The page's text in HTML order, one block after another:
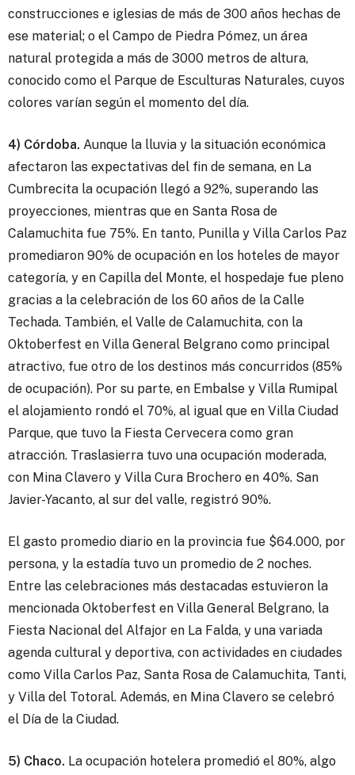
construcciones e iglesias de más de 300 años hechas de
ese material; o el Campo de Piedra Pómez, un área
natural protegida a más de 3000 metros de altura,
conocido como el Parque de Esculturas Naturales, cuyos
colores varían según el momento del día.
4) Córdoba. Aunque la lluvia y la situación económica
afectaron las expectativas del fin de semana, en La
Cumbrecita la ocupación llegó a 92%, superando las
proyecciones, mientras que en Santa Rosa de
Calamuchita fue 75%. En tanto, Punilla y Villa Carlos Paz
promediaron 90% de ocupación en los hoteles de mayor
categoría, y en Capilla del Monte, el hospedaje fue pleno
gracias a la celebración de los 60 años de la Calle
Techada. También, el Valle de Calamuchita, con la
Oktoberfest en Villa General Belgrano como principal
atractivo, fue otro de los destinos más concurridos (85%
de ocupación). Por su parte, en Embalse y Villa Rumipal
el alojamiento rondó el 70%, al igual que en Villa Ciudad
Parque, que tuvo la Fiesta Cervecera como gran
atracción. Traslasierra tuvo una ocupación moderada,
con Mina Clavero y Villa Cura Brochero en 40%. San
Javier-Yacanto, al sur del valle, registró 90%.
El gasto promedio diario en la provincia fue $64.000, por
persona, y la estadía tuvo un promedio de 2 noches.
Entre las celebraciones más destacadas estuvieron la
mencionada Oktoberfest en Villa General Belgrano, la
Fiesta Nacional del Alfajor en La Falda, y una variada
agenda cultural y deportiva, con actividades en ciudades
como Villa Carlos Paz, Santa Rosa de Calamuchita, Tanti,
y Villa del Totoral. Además, en Mina Clavero se celebró
el Día de la Ciudad.
5) Chaco. La ocupación hotelera promedió el 80%, algo